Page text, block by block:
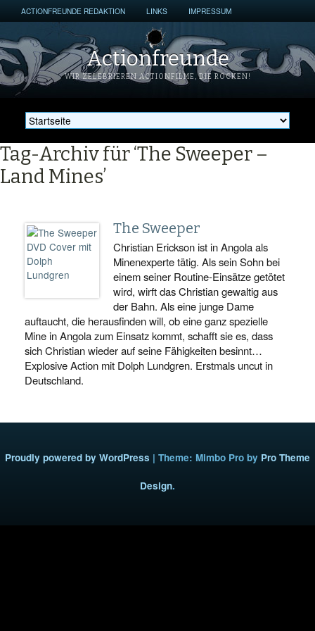
ACTIONFREUNDE REDAKTION LINKS IMPRESSUM
Actionfreunde
WIR ZELEBRIEREN ACTIONFILME, DIE ROCKEN!
Tag-Archiv für ‘The Sweeper –
Land Mines’
The Sweeper
Christian Erickson ist in Angola als
Minenexperte tätig. Als sein Sohn bei
einem seiner Routine-Einsätze getötet
wird, wirft das Christian gewaltig aus
der Bahn. Als eine junge Dame
auftaucht, die herausfinden will, ob eine ganz spezielle
Mine in Angola zum Einsatz kommt, schafft sie es, dass
sich Christian wieder auf seine Fähigkeiten besinnt…
Explosive Action mit Dolph Lundgren. Erstmals uncut in
Deutschland.
Proudly powered by WordPress | Theme: Mimbo Pro by Pro Theme
Design.